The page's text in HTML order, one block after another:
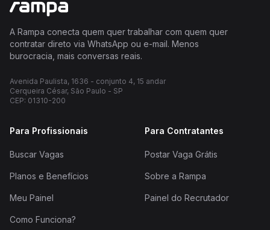
A Rampa conecta quem quer trabalhar com quem quer
contratar direto via WhatsApp ou e-mail. Menos
burocracia, mais conversas reais.
Avenida Paulista, 1636 - conjunto 4, 15 andar
Cerqueira César, São Paulo - SP
CEP: 01310-200
Para Profissionais
Buscar Vagas
Planos e Benefícios
Meu Painel
Como Funciona?
Para Contratantes
Postar Vaga Grátis
Sobre a Rampa
Painel do Recrutador